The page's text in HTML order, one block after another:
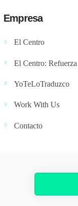
Empresa
El Centro
El Centro: Refuerza
YoTeLoTraduzco
Work With Us
Contacto